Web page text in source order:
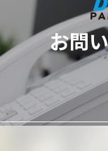
お問